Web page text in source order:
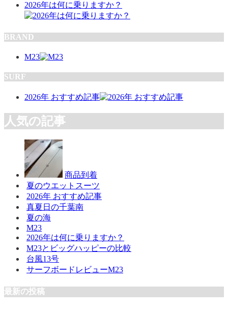
2026年は何に乗りますか？
BRAND
M23
SURF
2026年 おすすめ記事
人気の記事
商品到着
夏のウエットスーツ
2026年 おすすめ記事
真夏日の千葉南
夏の海
M23
2026年は何に乗りますか？
M23とビッグハッピーの比較
台風13号
サーフボードレビューM23
最新の投稿